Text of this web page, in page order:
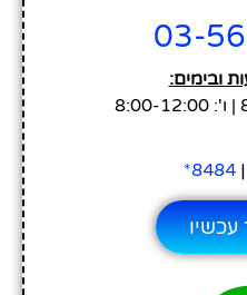
03-
ובימים:
|
8484*